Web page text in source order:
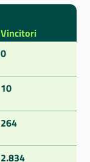
Vincitori
0
10
264
2.834